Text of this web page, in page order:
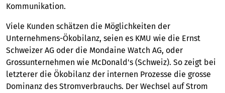
Kommunikation.
Viele Kunden schätzen die Möglichkeiten der
Unternehmens-Ökobilanz, seien es KMU wie die Ernst
Schweizer AG oder die Mondaine Watch AG, oder
Grossunternehmen wie McDonald's (Schweiz). So zeigt bei
letzterer die Ökobilanz der internen Prozesse die grosse
Dominanz des Stromverbrauchs. Der Wechsel auf Strom